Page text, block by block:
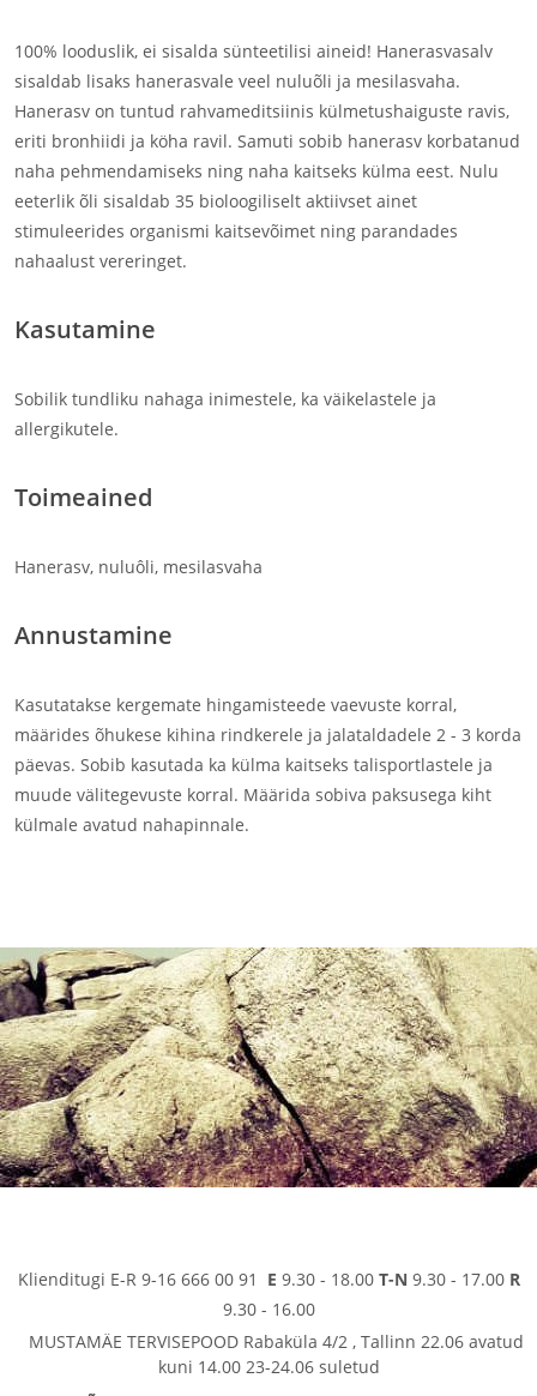
100% looduslik, ei sisalda sünteetilisi aineid! Hanerasvasalv
sisaldab lisaks hanerasvale veel nuluõli ja mesilasvaha.
Hanerasv on tuntud rahvameditsiinis külmetushaiguste ravis,
eriti bronhiidi ja köha ravil. Samuti sobib hanerasv korbatanud
naha pehmendamiseks ning naha kaitseks külma eest. Nulu
eeterlik õli sisaldab 35 bioloogiliselt aktiivset ainet
stimuleerides organismi kaitsevõimet ning parandades
nahaalust vereringet.
Kasutamine
Sobilik tundliku nahaga inimestele, ka väikelastele ja
allergikutele.
Toimeained
Hanerasv, nuluôli, mesilasvaha
Annustamine
Kasutatakse kergemate hingamisteede vaevuste korral,
määrides õhukese kihina rindkerele ja jalataldadele 2 - 3 korda
päevas. Sobib kasutada ka külma kaitseks talisportlastele ja
muude välitegevuste korral. Määrida sobiva paksusega kiht
külmale avatud nahapinnale.
Klienditugi E-R 9-16 666 00 91 E 9.30 - 18.00 T-N 9.30 - 17.00 R
9.30 - 16.00
MUSTAMÄE TERVISEPOOD Rabaküla 4/2 , Tallinn 22.06 avatud
kuni 14.00 23-24.06 suletud